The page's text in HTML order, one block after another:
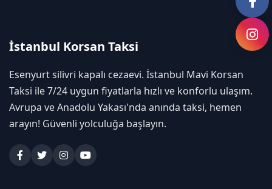
İstanbul Korsan Taksi
Esenyurt silivri kapalı cezaevi. İstanbul Mavi Korsan
Taksi ile 7/24 uygun fiyatlarla hızlı ve konforlu ulaşım.
Avrupa ve Anadolu Yakası'nda anında taksi, hemen
arayın! Güvenli yolculuğa başlayın.